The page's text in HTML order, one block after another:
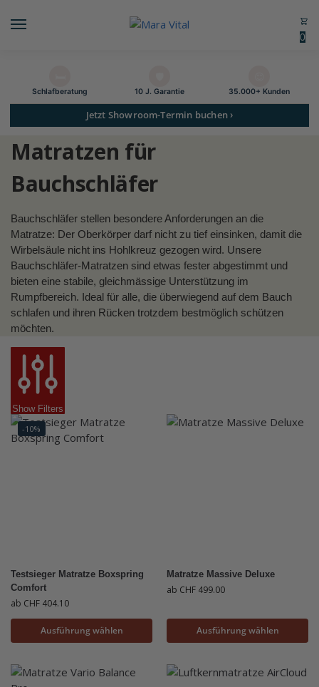
0
Schlaf­beratung 10 J. Garantie 35.000+ Kunden
Jetzt Showroom-Termin buchen ›
Matratzen für
Bauchschläfer
Bauchschläfer stellen besondere Anforderungen an die
Matratze: Der Oberkörper darf nicht zu tief einsinken, damit die
Wirbelsäule nicht ins Hohlkreuz gezogen wird. Unsere
Bauchschläfer-Matratzen sind etwas fester abgestimmt und
bieten eine stabile, gleichmässige Unterstützung im
Rumpfbereich. Ideal für alle, die überwiegend auf dem Bauch
schlafen und ihren Rücken trotzdem bestmöglich schützen
möchten.
Show Filters
-10%
Testsieger Matratze Boxspring
Comfort
ab CHF 404.10
Ausführung wählen
Matratze Massive Deluxe
ab CHF 499.00
Ausführung wählen